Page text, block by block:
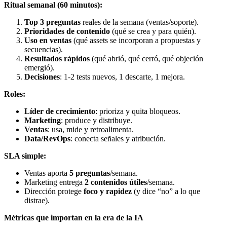
Ritual semanal (60 minutos):
Top 3 preguntas reales de la semana (ventas/soporte).
Prioridades de contenido (qué se crea y para quién).
Uso en ventas (qué assets se incorporan a propuestas y
secuencias).
Resultados rápidos (qué abrió, qué cerró, qué objeción
emergió).
Decisiones: 1-2 tests nuevos, 1 descarte, 1 mejora.
Roles:
Líder de crecimiento: prioriza y quita bloqueos.
Marketing: produce y distribuye.
Ventas: usa, mide y retroalimenta.
Data/RevOps: conecta señales y atribución.
SLA simple:
Ventas aporta 5 preguntas/semana.
Marketing entrega 2 contenidos útiles/semana.
Dirección protege foco y rapidez (y dice “no” a lo que
distrae).
Métricas que importan en la era de la IA